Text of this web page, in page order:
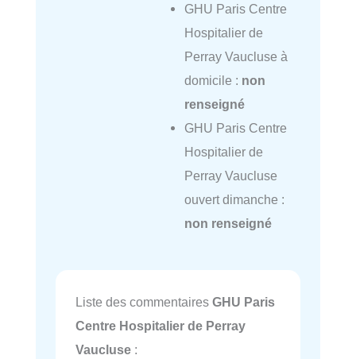
GHU Paris Centre
Hospitalier de
Perray Vaucluse à
domicile : non
renseigné
GHU Paris Centre
Hospitalier de
Perray Vaucluse
ouvert dimanche :
non renseigné
Liste des commentaires GHU Paris
Centre Hospitalier de Perray
Vaucluse :